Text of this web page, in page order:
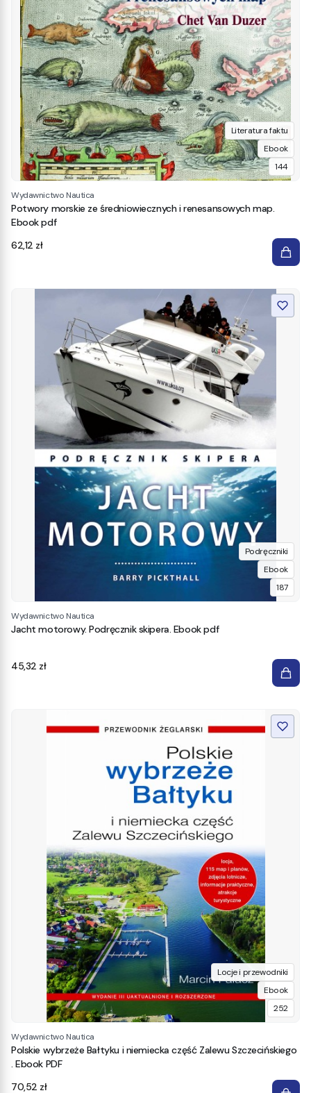
Literatura faktu
Ebook
144
Wydawnictwo Nautica
Potwory morskie ze średniowiecznych i renesansowych map.
Ebook pdf
Cena
62,12 zł
Podręczniki
Ebook
187
Wydawnictwo Nautica
Jacht motorowy. Podręcznik skipera. Ebook pdf
Cena
45,32 zł
Locje i przewodniki
Ebook
252
Wydawnictwo Nautica
Polskie wybrzeże Bałtyku i niemiecka część Zalewu Szczecińskiego
. Ebook PDF
Cena
70,52 zł